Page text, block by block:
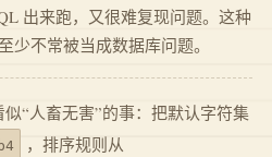
出来跑，又很难复现问题。这种
少不常被当成数据库问题。
“人畜无害”的事：把默认字符集
，排序规则从